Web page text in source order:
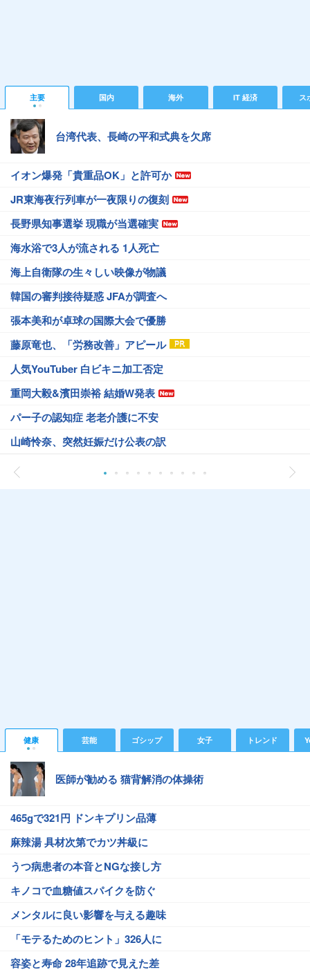
主要 国内 海外 IT 経済 ス
台湾代表、長崎の平和式典を欠席
イオン爆発「貴重品OK」と許可か
JR東海夜行列車が一夜限りの復刻
長野県知事選挙 現職が当選確実
海水浴で3人が流される 1人死亡
海上自衛隊の生々しい映像が物議
韓国の審判接待疑惑 JFAが調査へ
張本美和が卓球の国際大会で優勝
藤原竜也、「労務改善」アピール
人気YouTuber 白ビキニ加工否定
重岡大毅&濱田崇裕 結婚W発表
パー子の認知症 老老介護に不安
山崎怜奈、突然妊娠だけ公表の訳
健康 芸能 ゴシップ 女子 トレンド
医師が勧める 猫背解消の体操術
465gで321円 ドンキプリン品薄
麻辣湯 具材次第でカツ丼級に
うつ病患者の本音とNGな接し方
キノコで血糖値スパイクを防ぐ
メンタルに良い影響を与える趣味
「モテるためのヒント」326人に
容姿と寿命 28年追跡で見えた差